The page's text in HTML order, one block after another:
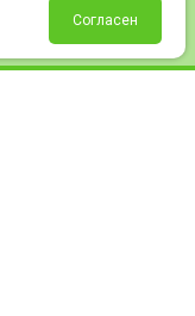
Избранное Корзина
Согласен